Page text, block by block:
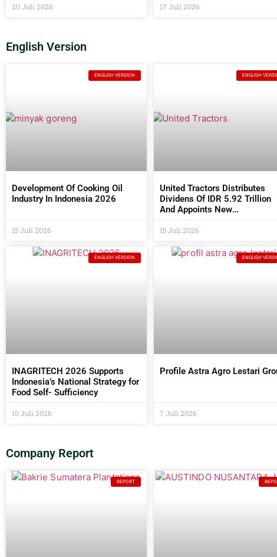
Bermanfaat Bagi Masyarakat
20 Juli 2026
Global
17 Juli 2026
English Version
ENGLISH VERSION
Development Of Cooking Oil
Industry In Indonesia 2026
15 Juli 2026
ENGLISH
United Tractors Distributes
Dividens Of IDR 5.92 Trillion
And Appoints New
At The 2026 AGM
15 Juli 2026
ENGLISH VERSION
INAGRITECH 2026 Supports
Indonesia’s National Strategy for
Food Self- Sufficiency
10 Juli 2026
ENGLISH
Profile Astra Agro Lestari
7 Juli 2026
Company Report
REPORT